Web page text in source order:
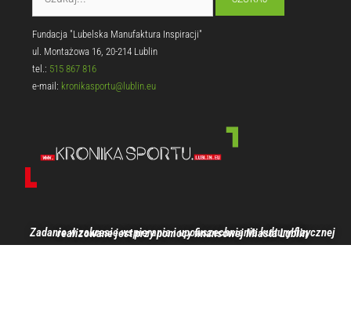
Fundacja "Lubelska Manufaktura Inspiracji"
ul. Montażowa 16, 20-214 Lublin
tel.: 515 867 816
e-mail: kronikasportu@lublin.eu
Zadanie w zakresie wspierania i upowszechniania kultury fizycznej realizowane jest przy pomocy finansowej Miasta Lublin